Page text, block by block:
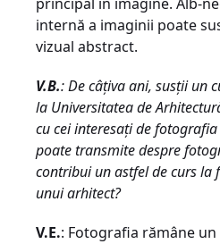
internă a imaginii poate
vizual abstract.
V.B.: De câţiva ani, susţii un
la Universitatea de
cu cei interesaţi de
poate transmite despre
contribui un astfel de curs
unui arhitect?
V.E.: Fotografia rămâne